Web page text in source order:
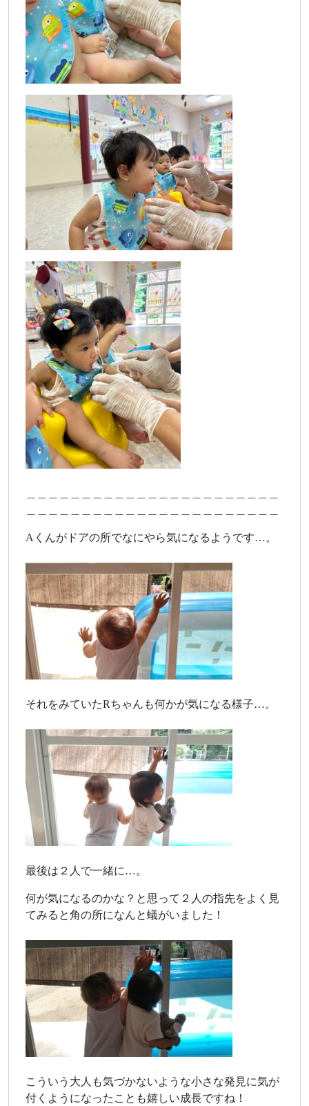
Aくんがドアの所でなにやら気になるようです…。
それをみていたRちゃんも何かが気になる様子…。
最後は２人で一緒に…。
何が気になるのかな？と思って２人の指先をよく見
てみると角の所になんと蟻がいました！
こういう大人も気づかないような小さな発見に気が
付くようになったことも嬉しい成長ですね！